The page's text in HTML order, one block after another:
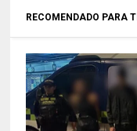
RECOMENDADO PARA TI